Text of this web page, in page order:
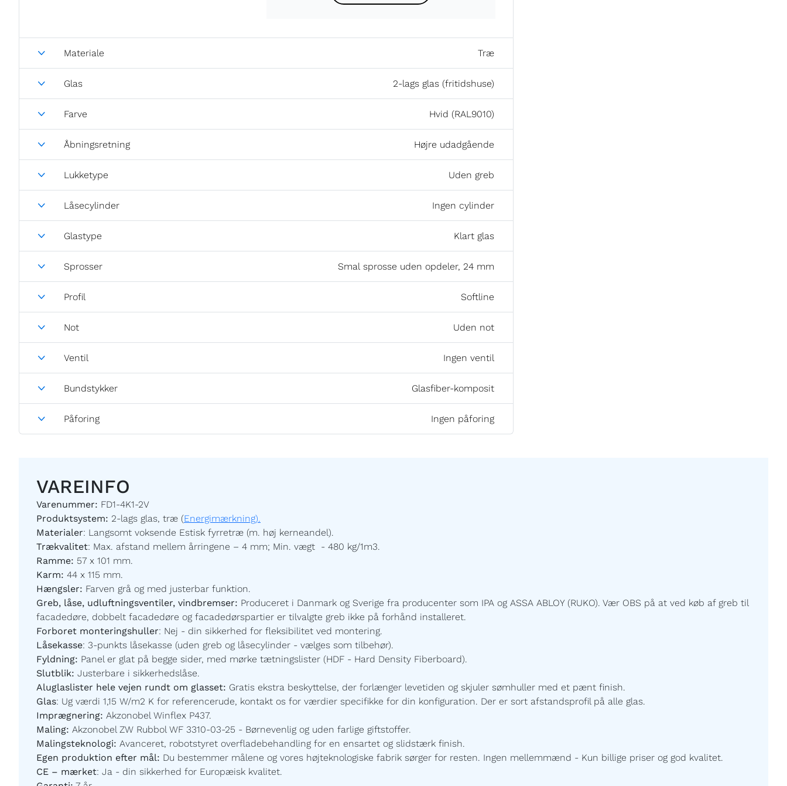
Materiale Træ
Glas 2-lags glas (fritidshuse)
Farve Hvid (RAL9010)
Åbningsretning Højre udadgående
Lukketype Uden greb
Låsecylinder Ingen cylinder
Glastype Klart glas
Sprosser Smal sprosse uden opdeler, 24 mm
Profil Softline
Not Uden not
Ventil Ingen ventil
Bundstykker Glasfiber-komposit
Påforing Ingen påforing
VAREINFO
Varenummer: FD1-4K1-2V
Produktsystem: 2-lags glas, træ (Energimærkning).
Materialer: Langsomt voksende Estisk fyrretræ (m. høj kerneandel).
Trækvalitet: Max. afstand mellem årringene – 4 mm; Min. vægt - 480 kg/1m3.
Ramme: 57 x 101 mm.
Karm: 44 x 115 mm.
Hængsler: Farven grå og med justerbar funktion.
Greb, låse, udluftningsventiler, vindbremser: Produceret i Danmark og Sverige fra producenter som IPA og ASSA ABLOY (RUKO). Vær OBS på at ved køb af greb til
facadedøre, dobbelt facadedøre og facadedørspartier er tilvalgte greb ikke på forhånd installeret.
Forboret monteringshuller: Nej - din sikkerhed for fleksibilitet ved montering.
Låsekasse: 3-punkts låsekasse (uden greb og låsecylinder - vælges som tilbehør).
Fyldning: Panel er glat på begge sider, med mørke tætningslister (HDF - Hard Density Fiberboard).
Slutblik: Justerbare i sikkerhedslåse.
Aluglaslister hele vejen rundt om glasset: Gratis ekstra beskyttelse, der forlænger levetiden og skjuler sømhuller med et pænt finish.
Glas: Ug værdi 1,15 W/m2 K for referencerude, kontakt os for værdier specifikke for din konfiguration. Der er sort afstandsprofil på alle glas.
Imprægnering: Akzonobel Winflex P437.
Maling: Akzonobel ZW Rubbol WF 3310-03-25 - Børnevenlig og uden farlige giftstoffer.
Malingsteknologi: Avanceret, robotstyret overfladebehandling for en ensartet og slidstærk finish.
Egen produktion efter mål: Du bestemmer målene og vores højteknologiske fabrik sørger for resten. Ingen mellemmænd - Kun billige priser og god kvalitet.
CE – mærket: Ja - din sikkerhed for Europæisk kvalitet.